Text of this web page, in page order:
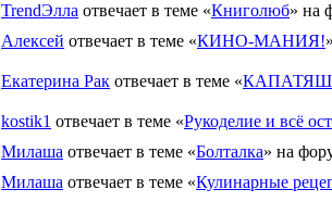
TrendЭлла отвечает в теме «Книголюб» на
Алексей отвечает в теме «КИНО-МАНИЯ!
Екатерина Рак отвечает в теме «
kostik1 отвечает в теме «Рукоделие и всё
Милаша отвечает в теме «Болталка» на
Милаша отвечает в теме «Кулинарные